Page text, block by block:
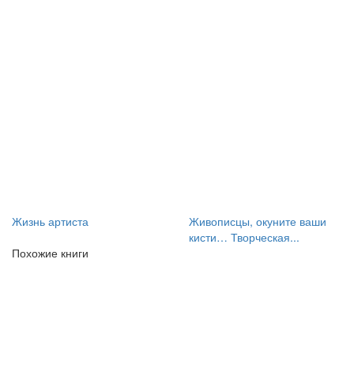
Жизнь артиста
Живописцы, окуните ваши
кисти… Творческая...
Похожие книги